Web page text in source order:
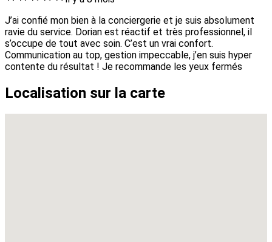
J’ai confié mon bien à la conciergerie et je suis absolument
ravie du service. Dorian est réactif et très professionnel, il
s’occupe de tout avec soin. C’est un vrai confort.
Communication au top, gestion impeccable, j’en suis hyper
contente du résultat ! Je recommande les yeux fermés
Localisation sur la carte